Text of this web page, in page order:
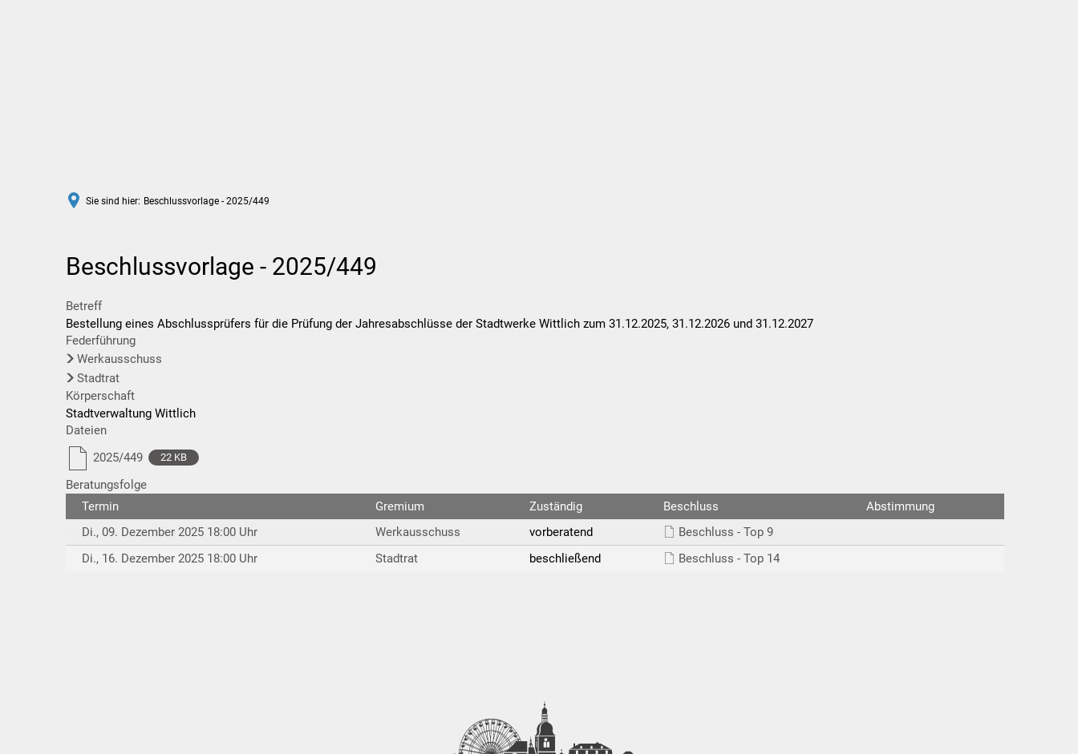
Sie sind hier: Beschlussvorlage - 2025/449
Beschlussvorlage - 2025/449
Betreff
Bestellung eines Abschlussprüfers für die Prüfung der Jahresabschlüsse der Stadtwerke Wittlich zum 31.12.2025, 31.12.2026 und 31.12.2027
Federführung
Werkausschuss
Stadtrat
Körperschaft
Stadtverwaltung Wittlich
Dateien
2025/449
22 KB
Beratungsfolge
Termin
Gremium Zuständig Beschluss
Abstimmung
Di., 09. Dezember 2025 18:00 Uhr
Werkausschuss vorberatend
Beschluss - Top 9
Di., 16. Dezember 2025 18:00 Uhr
Stadtrat beschließend Beschluss - Top 14